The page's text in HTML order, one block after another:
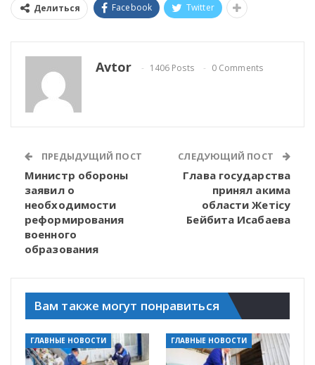
Делиться Facebook Twitter
Avtor 1406 Posts 0 Comments
ПРЕДЫДУЩИЙ ПОСТ
Министр обороны
заявил о
необходимости
реформирования
военного
образования
СЛЕДУЮЩИЙ ПОСТ
Глава государства
принял акима
области Жетісу
Бейбита Исабаева
Вам также могут понравиться
ГЛАВНЫЕ НОВОСТИ ГЛАВНЫЕ НОВОСТИ